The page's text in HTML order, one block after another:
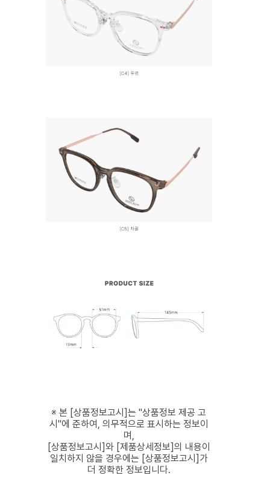
※ 본 [상품정보고시]는 "상품정보 제공 고
시"에 준하여, 의무적으로 표시하는 정보이
며,
[상품정보고시]와 [제품상세정보]의 내용이
일치하지 않을 경우에는 [상품정보고시]가
더 정확한 정보입니다.